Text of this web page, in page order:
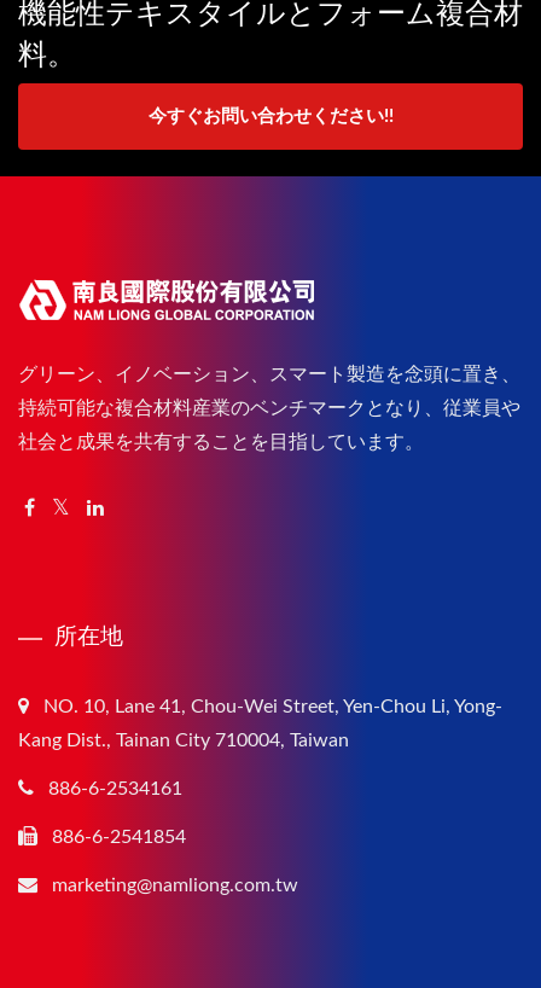
機能性テキスタイルとフォーム複合材
料。
今すぐお問い合わせください!!
グリーン、イノベーション、スマート製造を念頭に置き、
持続可能な複合材料産業のベンチマークとなり、従業員や
社会と成果を共有することを目指しています。
所在地
NO. 10, Lane 41, Chou-Wei Street, Yen-Chou Li, Yong-
Kang Dist., Tainan City 710004, Taiwan
886-6-2534161
886-6-2541854
marketing@namliong.com.tw